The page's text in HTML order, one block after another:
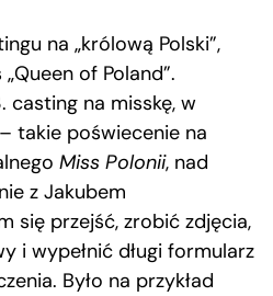
na „królową Polski”,
of Poland”.
casting na misskę, w
takie poświecenie na
Miss Polonii, nad
z Jakubem
się przejść, zrobić zdjęcia,
i wypełnić długi formularz
Było na przykład